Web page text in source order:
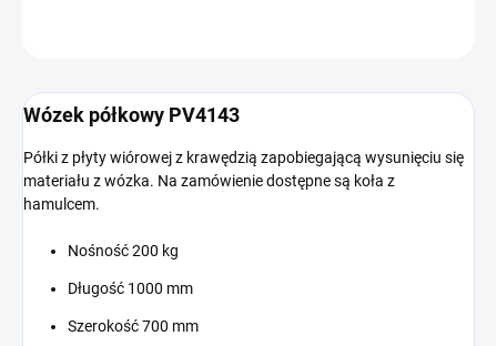
Wózek półkowy PV4143
Półki z płyty wiórowej z krawędzią zapobiegającą wysunięciu się
materiału z wózka. Na zamówienie dostępne są koła z
hamulcem.
Nośność 200 kg
Długość 1000 mm
Szerokość 700 mm